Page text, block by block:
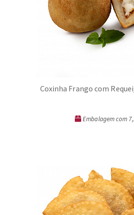
Coxinha Frango com
Embalagem com